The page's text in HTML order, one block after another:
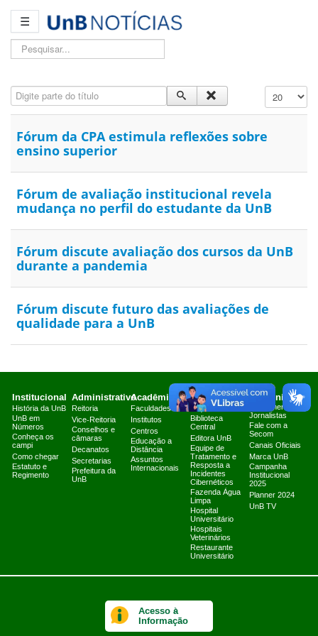
☰
Pesquisar...
Digite parte do título Exibir #
Fórum da CPA estimula reflexões sobre
ensino superior
Fórum de avaliação institucional revela
mudança no perfil do estudante da UnB
Fórum discute avaliação dos cursos da UnB
durante a pandemia
Fórum discute futuro das avaliações de
qualidade para a UnB
Institucional
História da UnB
UnB em
Números
Conheça os
campi
Como chegar
Estatuto e
Regimento
Administrativo
Reitoria
Vice-Reitoria
Conselhos e
câmaras
Decanatos
Secretarias
Prefeitura da
UnB
Acadêmico
Faculdades
Institutos
Centros
Educação a
Distância
Assuntos
Internacionais
Serviços
Arquivo Central
Biblioteca
Central
Editora UnB
Equipe de
Tratamento e
Resposta a
Incidentes
Cibernéticos
Fazenda Água
Limpa
Hospital
Universitário
Hospitais
Veterinários
Restaurante
Universitário
Comunicação
Atendimento a
Jornalistas
Fale com a
Secom
Canais Oficiais
Marca UnB
Campanha
Institucional
2025
Planner 2024
UnB TV
Acesso à
Informação